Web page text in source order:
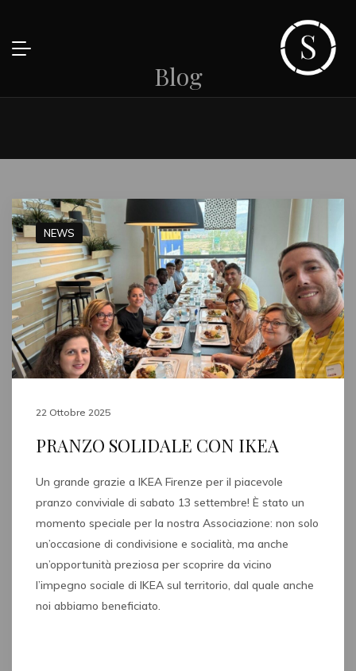
Blog
NEWS
22 Ottobre 2025
PRANZO SOLIDALE CON IKEA
Un grande grazie a IKEA Firenze per il piacevole
pranzo conviviale di sabato 13 settembre! È stato un
momento speciale per la nostra Associazione: non solo
un’occasione di condivisione e socialità, ma anche
un’opportunità preziosa per scoprire da vicino
l’impegno sociale di IKEA sul territorio, dal quale anche
noi abbiamo beneficiato.